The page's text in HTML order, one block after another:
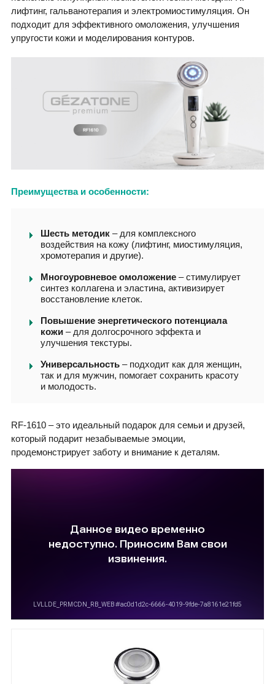
лифтинг, гальванотерапия и электромиостимуляция. Он
подходит для эффективного омоложения, улучшения
упругости кожи и моделирования контуров.
Преимущества и особенности:
Шесть методик – для комплексного
воздействия на кожу (лифтинг, миостимуляция,
хромотерапия и другие).
Многоуровневое омоложение – стимулирует
синтез коллагена и эластина, активизирует
восстановление клеток.
Повышение энергетического потенциала
кожи – для долгосрочного эффекта и
улучшения текстуры.
Универсальность – подходит как для женщин,
так и для мужчин, помогает сохранить красоту
и молодость.
RF-1610 – это идеальный подарок для семьи и друзей,
который подарит незабываемые эмоции,
продемонстрирует заботу и внимание к деталям.